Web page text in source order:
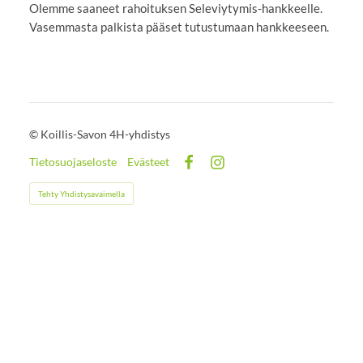
Olemme saaneet rahoituksen Seleviytymis-hankkeelle.
Vasemmasta palkista pääset tutustumaan hankkeeseen.
© Koillis-Savon 4H-yhdistys
Tietosuojaseloste
Evästeet
Tehty Yhdistysavaimella